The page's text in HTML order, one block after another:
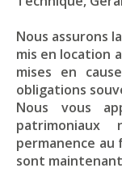
Nous assurons
mis en location
mises en
obligations
Nous vous
patrimoniaux
permanence au
sont